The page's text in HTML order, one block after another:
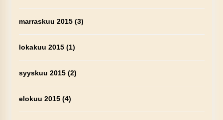
marraskuu 2015(3)
lokakuu 2015(1)
syyskuu 2015(2)
elokuu 2015(4)